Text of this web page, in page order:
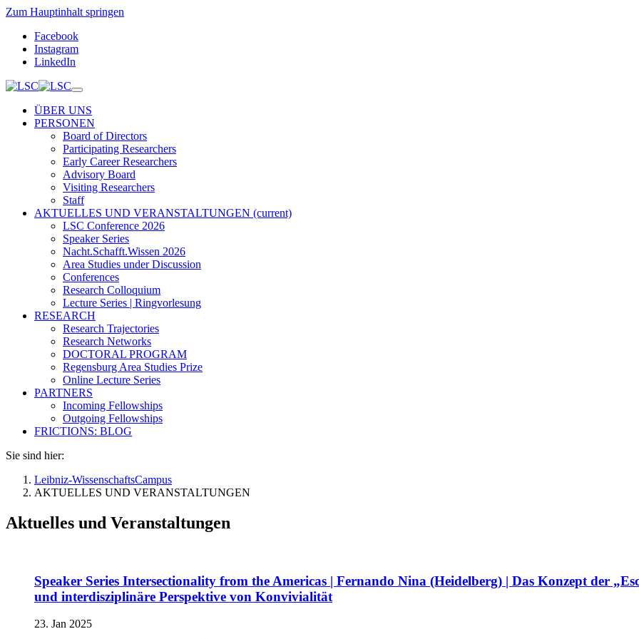
Zum Hauptinhalt springen
Facebook
Instagram
LinkedIn
ÜBER UNS
PERSONEN
Board of Directors
Participating Researchers
Early Career Researchers
Advisory Board
Visiting Researchers
Staff
AKTUELLES UND VERANSTALTUNGEN (current)
LSC Conference 2026
Speaker Series
Nacht.Schafft.Wissen 2026
Area Studies under Discussion
Conferences
Research Colloquium
Lecture Series | Ringvorlesung
RESEARCH
Research Trajectories
Research Networks
DOCTORAL PROGRAM
Regensburg Area Studies Prize
Online Lecture Series
PARTNERS
Incoming Fellowships
Outgoing Fellowships
FRICTIONS: BLOG
Sie sind hier:
Leibniz-WissenschaftsCampus
AKTUELLES UND VERANSTALTUNGEN
Aktuelles und Veranstaltungen
Speaker Series Intersectionality from the Americas | Fernando Nina (Heidelberg) | Das Konzept der
und interdisziplinäre Perspektive von Konvivialität
23. Jan 2025